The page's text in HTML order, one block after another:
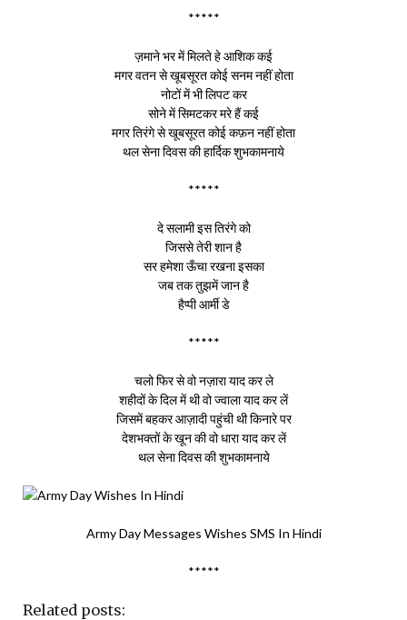
*****
ज़माने भर में मिलते हे आशिक कई
मगर वतन से खूबसूरत कोई सनम नहीं होता
नोटों में भी लिपट कर
सोने में सिमटकर मरे हैं कई
मगर तिरंगे से खूबसूरत कोई कफ़न नहीं होता
थल सेना दिवस की हार्दिक शुभकामनाये
*****
दे सलामी इस तिरंगे को
जिससे तेरी शान है
सर हमेशा ऊँचा रखना इसका
जब तक तुझमें जान है
हैप्पी आर्मी डे
*****
चलो फिर से वो नज़ारा याद कर ले
शहीदों के दिल में थी वो ज्वाला याद कर लें
जिसमें बहकर आज़ादी पहुंची थी किनारे पर
देशभक्तों के खून की वो धारा याद कर लें
थल सेना दिवस की शुभकामनाये
Army Day Messages Wishes SMS In Hindi
*****
Related posts: